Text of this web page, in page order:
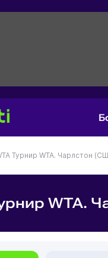
Турнир WTA. Чарлстон
WTA.